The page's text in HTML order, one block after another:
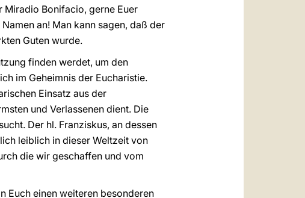
Miradio Bonifacio, gerne Euer
an! Man kann sagen, daß der
Guten wurde.
finden werdet, um den
im Geheimnis der Eucharistie.
Einsatz aus der
und Verlassenen dient. Die
Der hl. Franziskus, an dessen
leiblich in dieser Weltzeit von
die wir geschaffen und vom
Euch einen weiteren besonderen